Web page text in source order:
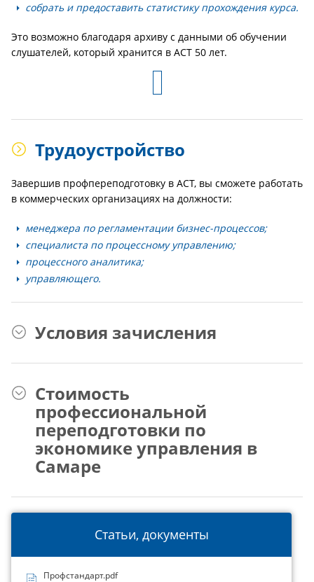
Статьи, документы
Профстандарт.pdf
собрать и предоставить статистику прохождения курса.
Это возможно благодаря архиву с данными об обучении
слушателей, который хранится в АСТ 50 лет.
Трудоустройство
Завершив профпереподготовку в АСТ, вы сможете работать
в коммерческих организациях на должности:
менеджера по регламентации бизнес-процессов;
специалиста по процессному управлению;
процессного аналитика;
управляющего.
Условия зачисления
Стоимость
профессиональной
переподготовки по
экономике управления в
Самаре